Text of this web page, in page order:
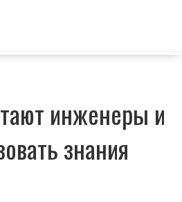
инженеры и
знания